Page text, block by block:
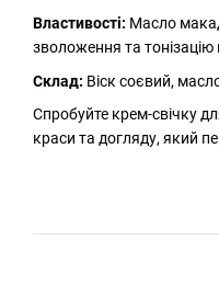
Властивості: Масло
зволоження та
Склад: Віск соєвий,
Спробуйте крем-свічку
краси та догляду, який